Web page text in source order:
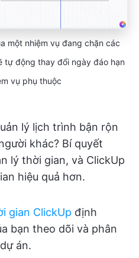
một nhiệm vụ đang chặn các
tự động thay đổi ngày đáo hạn
vụ phụ thuộc
lý lịch trình bận rộn
khác? Bí quyết
lý thời gian, và ClickUp
hiệu quả hơn.
gian ClickUp định
bạn theo dõi và phân
án.